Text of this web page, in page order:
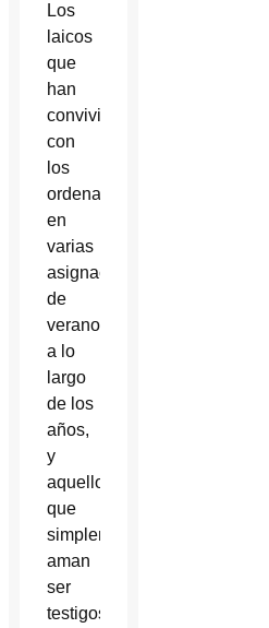
Los
laicos
que
han
convivido
con
los
ordenandos
en
varias
asignaciones
de
verano
a lo
largo
de los
años,
y
aquellos
que
simplemente
aman
ser
testigos